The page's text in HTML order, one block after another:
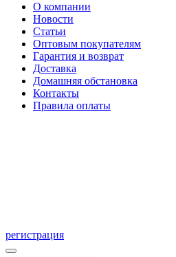
О компании
Новости
Статьи
Оптовым покупателям
Гарантия и возврат
Доставка
Домашняя обстановка
Контакты
Правила оплаты
регистрация